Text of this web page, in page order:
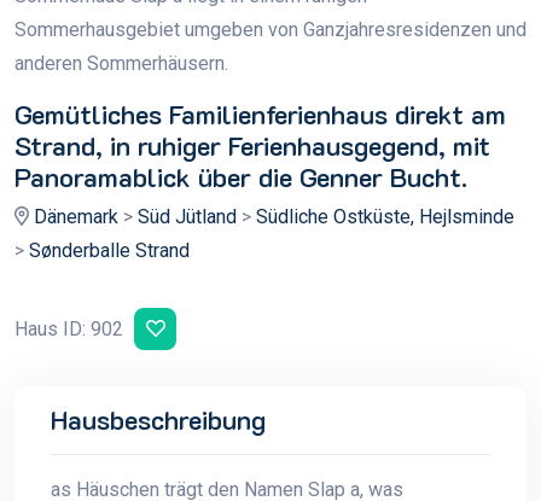
Sommerhausgebiet umgeben von Ganzjahresresidenzen und
anderen Sommerhäusern.
Gemütliches Familienferienhaus direkt am
Strand, in ruhiger Ferienhausgegend, mit
Panoramablick über die Genner Bucht.
Dänemark > Süd Jütland > Südliche Ostküste, Hejlsminde
> Sønderballe Strand
Haus ID: 902
Hausbeschreibung
as Häuschen trägt den Namen Slap a, was